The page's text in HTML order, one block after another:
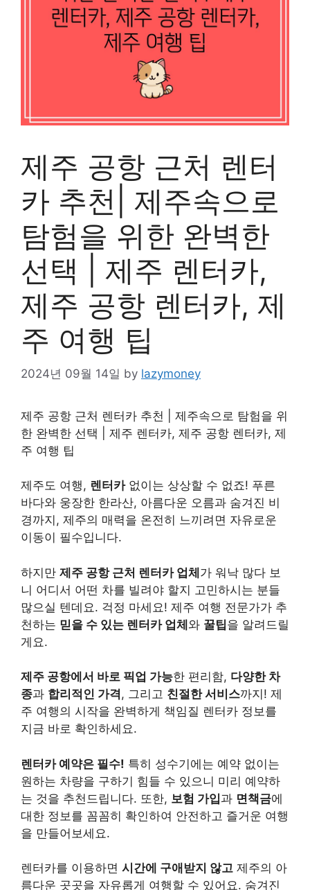
제주 공항 근처 렌터
카 추천| 제주속으로
탐험을 위한 완벽한
선택 | 제주 렌터카,
제주 공항 렌터카, 제
주 여행 팁
2024년 09월 14일 by lazymoney
제주 공항 근처 렌터카 추천 | 제주속으로 탐험을 위
한 완벽한 선택 | 제주 렌터카, 제주 공항 렌터카, 제
주 여행 팁
제주도 여행, 렌터카없이는 상상할 수 없죠! 푸른
바다와 웅장한 한라산, 아름다운 오름과 숨겨진 비
경까지, 제주의 매력을 온전히 느끼려면 자유로운
이동이 필수입니다.
하지만 제주 공항 근처 렌터카 업체가 워낙 많다 보
니 어디서 어떤 차를 빌려야 할지 고민하시는 분들
많으실 텐데요. 걱정 마세요! 제주 여행 전문가가 추
천하는 믿을 수 있는 렌터카 업체와 꿀팁을 알려드릴
게요.
제주 공항에서 바로 픽업 가능한 편리함, 다양한 차
종과 합리적인 가격, 그리고 친절한 서비스까지! 제
주 여행의 시작을 완벽하게 책임질 렌터카 정보를
지금 바로 확인하세요.
렌터카 예약은 필수! 특히 성수기에는 예약 없이는
원하는 차량을 구하기 힘들 수 있으니 미리 예약하
는 것을 추천드립니다. 또한, 보험 가입과 면책금에
대한 정보를 꼼꼼히 확인하여 안전하고 즐거운 여행
을 만들어보세요.
렌터카를 이용하면 시간에 구애받지 않고 제주의 아
름다운 곳곳을 자유롭게 여행할 수 있어요. 숨겨진